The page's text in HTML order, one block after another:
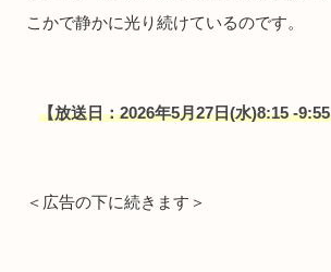
こかで静かに光り続けているのです。
【放送日：2026年5月27日(水)8:15 -
＜広告の下に続きます＞